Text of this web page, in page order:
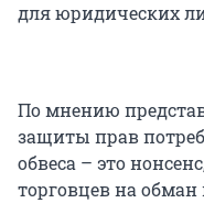
для юридических
По мнению
защиты прав
обвеса – это
торговцев на обман